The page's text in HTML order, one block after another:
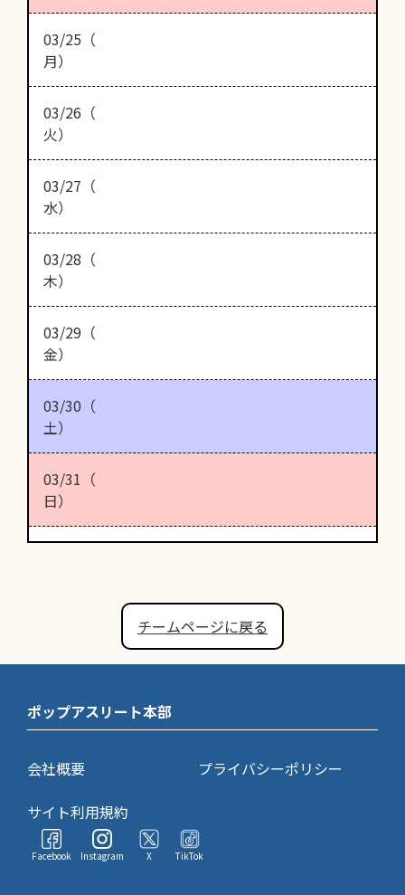
03/25（
月）
03/26（
火）
03/27（
水）
03/28（
木）
03/29（
金）
03/30（
土）
03/31（
日）
チームページに戻る
ポップアスリート本部
会社概要
プライバシーポリシー
サイト利用規約
Facebook Instagram X TikTok